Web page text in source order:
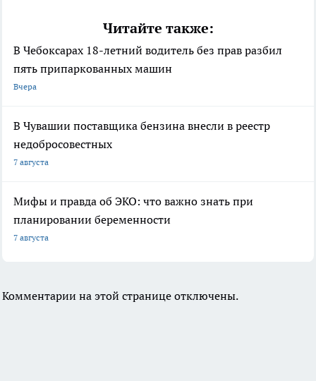
Читайте также:
В Чебоксарах 18-летний водитель без прав разбил
пять припаркованных машин
Вчера
В Чувашии поставщика бензина внесли в реестр
недобросовестных
7 августа
Мифы и правда об ЭКО: что важно знать при
планировании беременности
7 августа
Комментарии на этой странице отключены.